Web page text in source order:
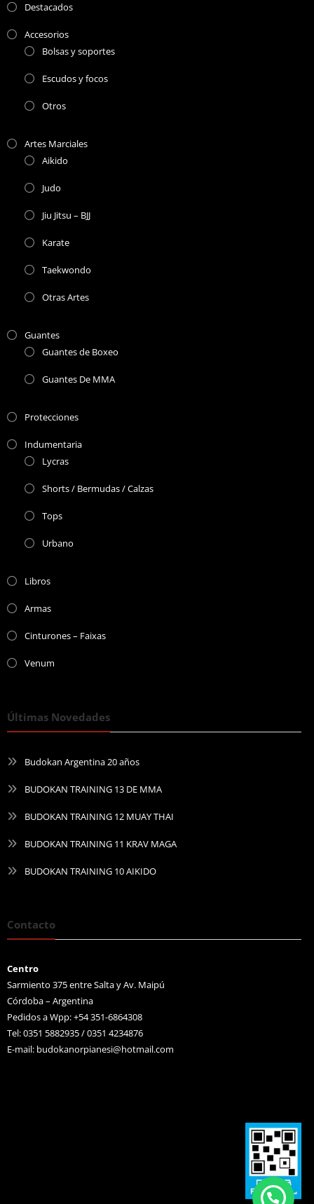
Destacados
Accesorios
Bolsas y soportes
Escudos y focos
Otros
Artes Marciales
Aikido
Judo
Jiu Jitsu – BJJ
Karate
Taekwondo
Otras Artes
Guantes
Guantes de Boxeo
Guantes De MMA
Protecciones
Indumentaria
Lycras
Shorts / Bermudas / Calzas
Tops
Urbano
Libros
Armas
Cinturones – Faixas
Venum
Últimas Novedades
Budokan Argentina 20 años
BUDOKAN TRAINING 13 DE MMA
BUDOKAN TRAINING 12 MUAY THAI
BUDOKAN TRAINING 11 KRAV MAGA
BUDOKAN TRAINING 10 AIKIDO
Contacto
Centro
Sarmiento 375 entre Salta y Av. Maipú
Córdoba – Argentina
Pedidos a Wpp: +54 351-6864308
Tel: 0351 5882935 / 0351 4234876
E-mail: budokanorpianesi@hotmail.com